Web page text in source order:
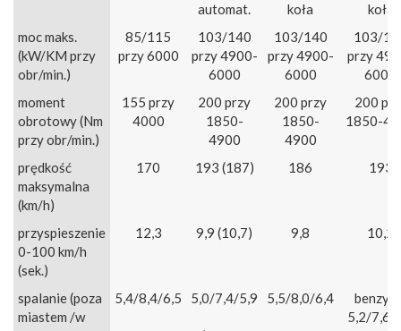
automat.
koła
koła
moc maks.
(kW/KM przy
obr/min.)
85/115
przy 6000
103/140
przy 4900-
6000
103/140
przy 4900-
6000
103/
przy
6000
moment
obrotowy (Nm
przy obr/min.)
155 przy
4000
200 przy
1850-
4900
200 przy
1850-
4900
200
1850-
prędkość
maksymalna
(km/h)
170 193 (187) 186 193
przyspieszenie
0-100 km/h
(sek.)
12,3 9,9 (10,7) 9,8 10,2
spalanie (poza
miastem /w
5,4/8,4/6,5 5,0/7,4/5,9 5,5/8,0/6,4
5,2/7,6/